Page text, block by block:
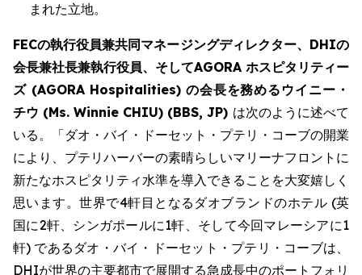
まれた立地。
FECの執行役員兼共同マネージングディレクター、DHIの
会長兼社長兼執行役員、そしてAGORA ホスピタリティー
ズ (AGORA Hospitalities) の会長を務めるウイニー・
チウ (Ms. Winnie CHIU) (BBS, JP) は次のように述べて
いる。「ダオ・バイ・ドーセット・プテリ・コーブの開業
により、プテリハーバーの素晴らしいマリーナフロントに
新たなホスピタリティ水準を導入できることを大変嬉しく
思います。世界で4軒目となるダオブランドのホテル (英
国に2軒、シンガポールに1軒、そして今回マレーシアに1
軒) であるダオ・バイ・ドーセット・プテリ・コーブは、
DHIが世界の主要都市で展開する急成長中のポートフォリ